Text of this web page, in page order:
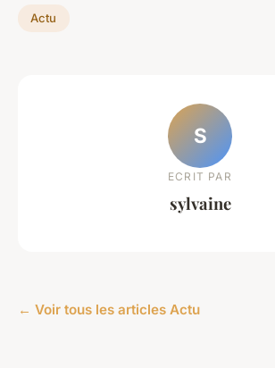
Actu
S
ECRIT PAR
sylvaine
← Voir tous les articles Actu